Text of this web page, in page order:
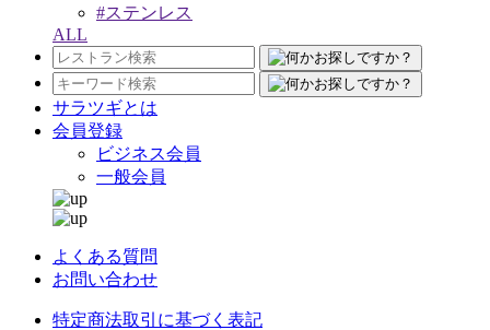
#ステンレス
ALL
サラツギとは
会員登録
ビジネス会員
一般会員
よくある質問
お問い合わせ
特定商法取引に基づく表記